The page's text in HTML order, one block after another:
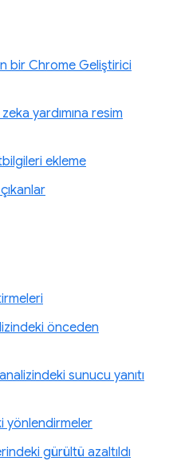
bir Chrome Geliştirici
yardımına resim
ekleme
önceden
sunucu yanıtı
yönlendirmeler
gürültü azaltıldı